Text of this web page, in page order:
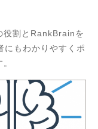
役割とRankBrainを
にもわかりやすくポ